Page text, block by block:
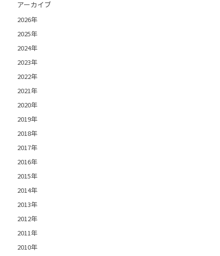
アーカイブ
2026年
2025年
2024年
2023年
2022年
2021年
2020年
2019年
2018年
2017年
2016年
2015年
2014年
2013年
2012年
2011年
2010年